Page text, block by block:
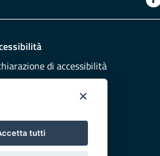
×
tutti
di accessibilità
pubblicazione